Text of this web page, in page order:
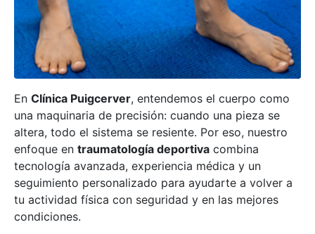
En Clínica Puigcerver, entendemos el cuerpo como
una maquinaria de precisión: cuando una pieza se
altera, todo el sistema se resiente. Por eso, nuestro
enfoque en traumatología deportiva combina
tecnología avanzada, experiencia médica y un
seguimiento personalizado para ayudarte a volver a
tu actividad física con seguridad y en las mejores
condiciones.